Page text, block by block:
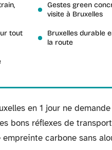
tout
Gestes green
visite à Bruxelles
Bruxelles durable
la route
en 1 jour ne
bons réflexes de
carbone sans